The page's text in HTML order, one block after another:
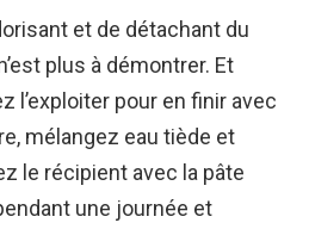
et de détachant du
plus à démontrer. Et
l’exploiter pour en finir avec
mélangez eau tiède et
le récipient avec la pâte
une journée et